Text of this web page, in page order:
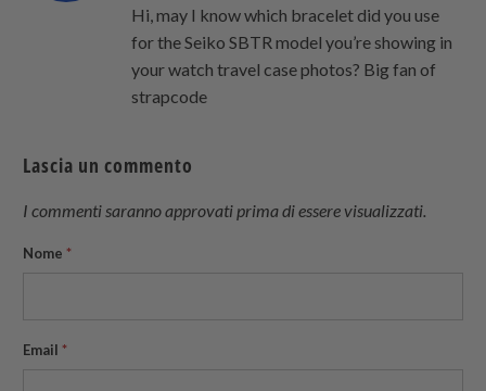
Hi, may I know which bracelet did you use
for the Seiko SBTR model you’re showing in
your watch travel case photos? Big fan of
strapcode
Lascia un commento
I commenti saranno approvati prima di essere visualizzati.
Nome *
Email *